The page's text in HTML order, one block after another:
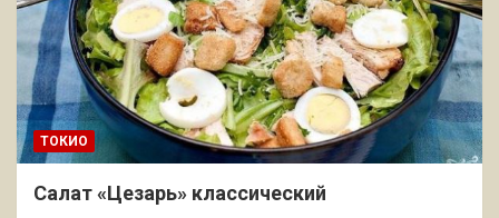
ТОКИО
Салат «Цезарь» классический